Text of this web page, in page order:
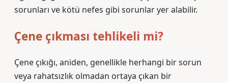
sorunları ve kötü nefes gibi sorunlar yer alabilir.
Çene çıkması tehlikeli mi?
Çene çıkığı, aniden, genellikle herhangi bir sorun
veya rahatsızlık olmadan ortaya çıkan bir